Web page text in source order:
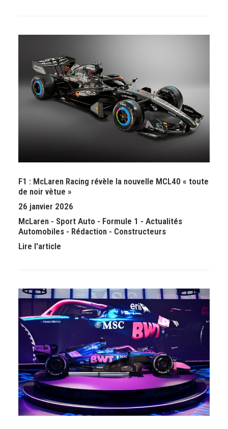
F1 : McLaren Racing révèle la nouvelle MCL40 « toute
de noir vêtue »
26 janvier 2026
McLaren - Sport Auto - Formule 1 - Actualités
Automobiles - Rédaction - Constructeurs
Lire l'article